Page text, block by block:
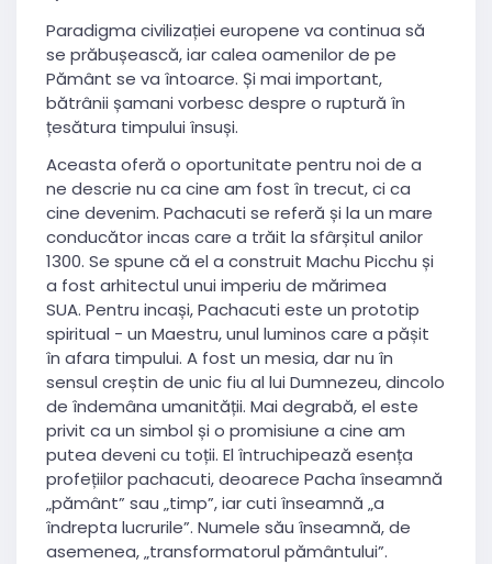
Paradigma civilizației europene va continua să
se prăbușească, iar calea oamenilor de pe
Pământ se va întoarce. Și mai important,
bătrânii șamani vorbesc despre o ruptură în
țesătura timpului însuși.
Aceasta oferă o oportunitate pentru noi de a
ne descrie nu ca cine am fost în trecut, ci ca
cine devenim. Pachacuti se referă și la un mare
conducător incas care a trăit la sfârșitul anilor
1300. Se spune că el a construit Machu Picchu și
a fost arhitectul unui imperiu de mărimea
SUA. Pentru incași, Pachacuti este un prototip
spiritual - un Maestru, unul luminos care a pășit
în afara timpului. A fost un mesia, dar nu în
sensul creștin de unic fiu al lui Dumnezeu, dincolo
de îndemâna umanității. Mai degrabă, el este
privit ca un simbol și o promisiune a cine am
putea deveni cu toții. El întruchipează esența
profețiilor pachacuti, deoarece Pacha înseamnă
„pământ” sau „timp”, iar cuti înseamnă „a
îndrepta lucrurile”. Numele său înseamnă, de
asemenea, „transformatorul pământului”.